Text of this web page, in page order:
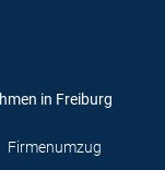
in Freiburg
Firmenumzug